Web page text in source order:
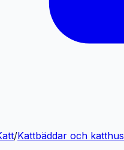
/Kattbäddar och katthus